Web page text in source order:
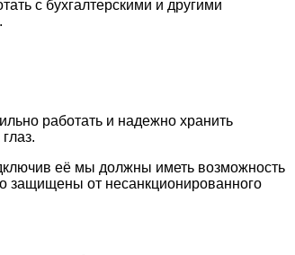
с бухгалтерскими и другими
работать и надежно хранить
её мы должны иметь возможность
защищены от несанкционированного